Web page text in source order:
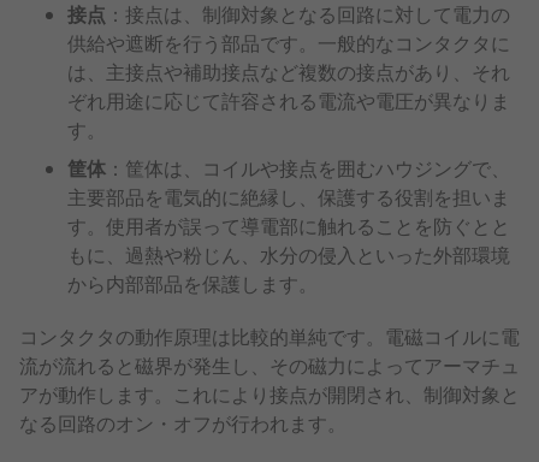
接点 ：接点は、制御対象となる回路に対して電力の
供給や遮断を行う部品です。一般的なコンタクタに
は、主接点や補助接点など複数の接点があり、それ
ぞれ用途に応じて許容される電流や電圧が異なりま
す。
筐体 ：筐体は、コイルや接点を囲むハウジングで、
主要部品を電気的に絶縁し、保護する役割を担いま
す。使用者が誤って導電部に触れることを防ぐとと
もに、過熱や粉じん、水分の侵入といった外部環境
から内部部品を保護します。
コンタクタの動作原理は比較的単純です。電磁コイルに電
流が流れると磁界が発生し、その磁力によってアーマチュ
アが動作します。これにより接点が開閉され、制御対象と
なる回路のオン・オフが行われます。